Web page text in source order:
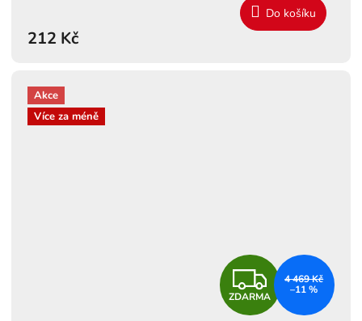
212 Kč
Do košíku
Akce
Více za méně
Z
D
ZDARMA
4 469 Kč
–11 %